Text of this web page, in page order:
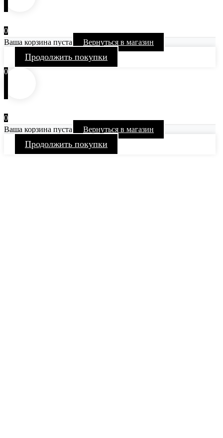
0
Ваша корзина пуста
Вернуться в магазин
Продолжить покупки
0
0
Ваша корзина пуста
Вернуться в магазин
Продолжить покупки